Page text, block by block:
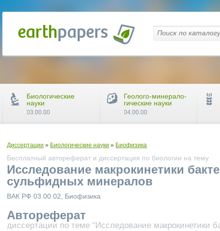
Диссертации » Биологические науки » Биофизика
Бесплатный автореферат и диссертация по биологии на тему
Исследование макрокинетики
сульфидных минералов
ВАК РФ 03.00.02, Биофизика
Автореферат
диссертации по теме "Исследование макрокинетики
Биологические
науки
03.00.00
Геолого-минерало-
гические науки
04.00.00